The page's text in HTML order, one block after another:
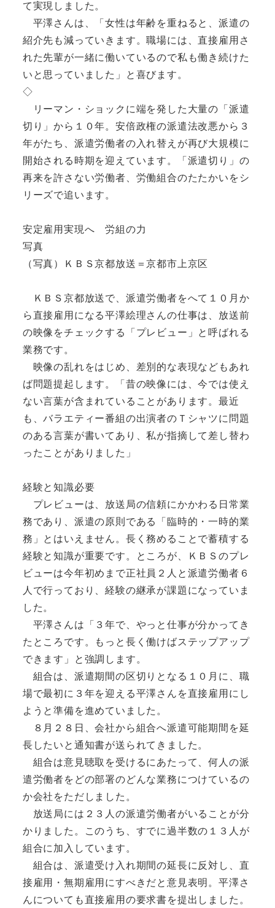
て実現しました。
平澤さんは、「女性は年齢を重ねると、派遣の
紹介先も減っていきます。職場には、直接雇用さ
れた先輩が一緒に働いているので私も働き続けた
いと思っていました」と喜びます。
◇
リーマン・ショックに端を発した大量の「派遣
切り」から１０年。安倍政権の派遣法改悪から３
年がたち、派遣労働者の入れ替えが再び大規模に
開始される時期を迎えています。「派遣切り」の
再来を許さない労働者、労働組合のたたかいをシ
リーズで追います。
安定雇用実現へ 労組の力
写真
（写真）ＫＢＳ京都放送＝京都市上京区
ＫＢＳ京都放送で、派遣労働者をへて１０月か
ら直接雇用になる平澤絵理さんの仕事は、放送前
の映像をチェックする「プレビュー」と呼ばれる
業務です。
映像の乱れをはじめ、差別的な表現などもあれ
ば問題提起します。「昔の映像には、今では使え
ない言葉が含まれていることがあります。最近
も、バラエティー番組の出演者のＴシャツに問題
のある言葉が書いてあり、私が指摘して差し替わ
ったことがありました」
経験と知識必要
プレビューは、放送局の信頼にかかわる日常業
務であり、派遣の原則である「臨時的・一時的業
務」とはいえません。長く務めることで蓄積する
経験と知識が重要です。ところが、ＫＢＳのプレ
ビューは今年初めまで正社員２人と派遣労働者６
人で行っており、経験の継承が課題になっていま
した。
平澤さんは「３年で、やっと仕事が分かってき
たところです。もっと長く働けばステップアップ
できます」と強調します。
組合は、派遣期間の区切りとなる１０月に、職
場で最初に３年を迎える平澤さんを直接雇用にし
ようと準備を進めていました。
８月２８日、会社から組合へ派遣可能期間を延
長したいと通知書が送られてきました。
組合は意見聴取を受けるにあたって、何人の派
遣労働者をどの部署のどんな業務につけているの
か会社をただしました。
放送局には２３人の派遣労働者がいることが分
かりました。このうち、すでに過半数の１３人が
組合に加入しています。
組合は、派遣受け入れ期間の延長に反対し、直
接雇用・無期雇用にすべきだと意見表明。平澤さ
んについても直接雇用の要求書を提出しました。